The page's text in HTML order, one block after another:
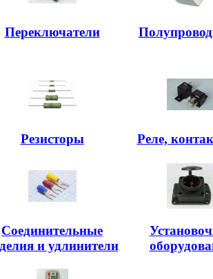
Переключатели
Резисторы Реле,
Соединительные
и удлинители